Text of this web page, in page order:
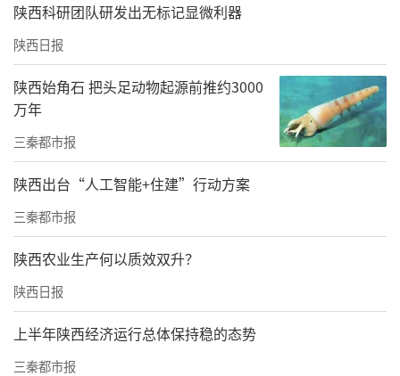
此次国家级中医医疗质量控制中心的筹建，标
志着该院中医护理质量管理将迈向标准化、同
质化、体系化新阶段。西安市中医医院作为国
家级中医质控中心（护理）副主委单位，将以
此获聘为契机，在国家中医药管理局领导的指
导下，在医院领导的大力支持下，带领全院中
医护理同仁，密切关注并积极对接国家级质控
中心建设动态，组织护理骨干学习相关规范与
要求，进一步优化本院护理质量控制体系，为
促进陕西乃至西北地区的中医医院护理质量提
升贡献力量。（记者 郑亚雷）
陕西科研团队研发出无标记显微利器
陕西日报
陕西始角石 把头足动物起源前推约3000
万年
三秦都市报
陕西出台“人工智能+住建”行动方案
三秦都市报
陕西农业生产何以质效双升？
陕西日报
上半年陕西经济运行总体保持稳的态势
三秦都市报